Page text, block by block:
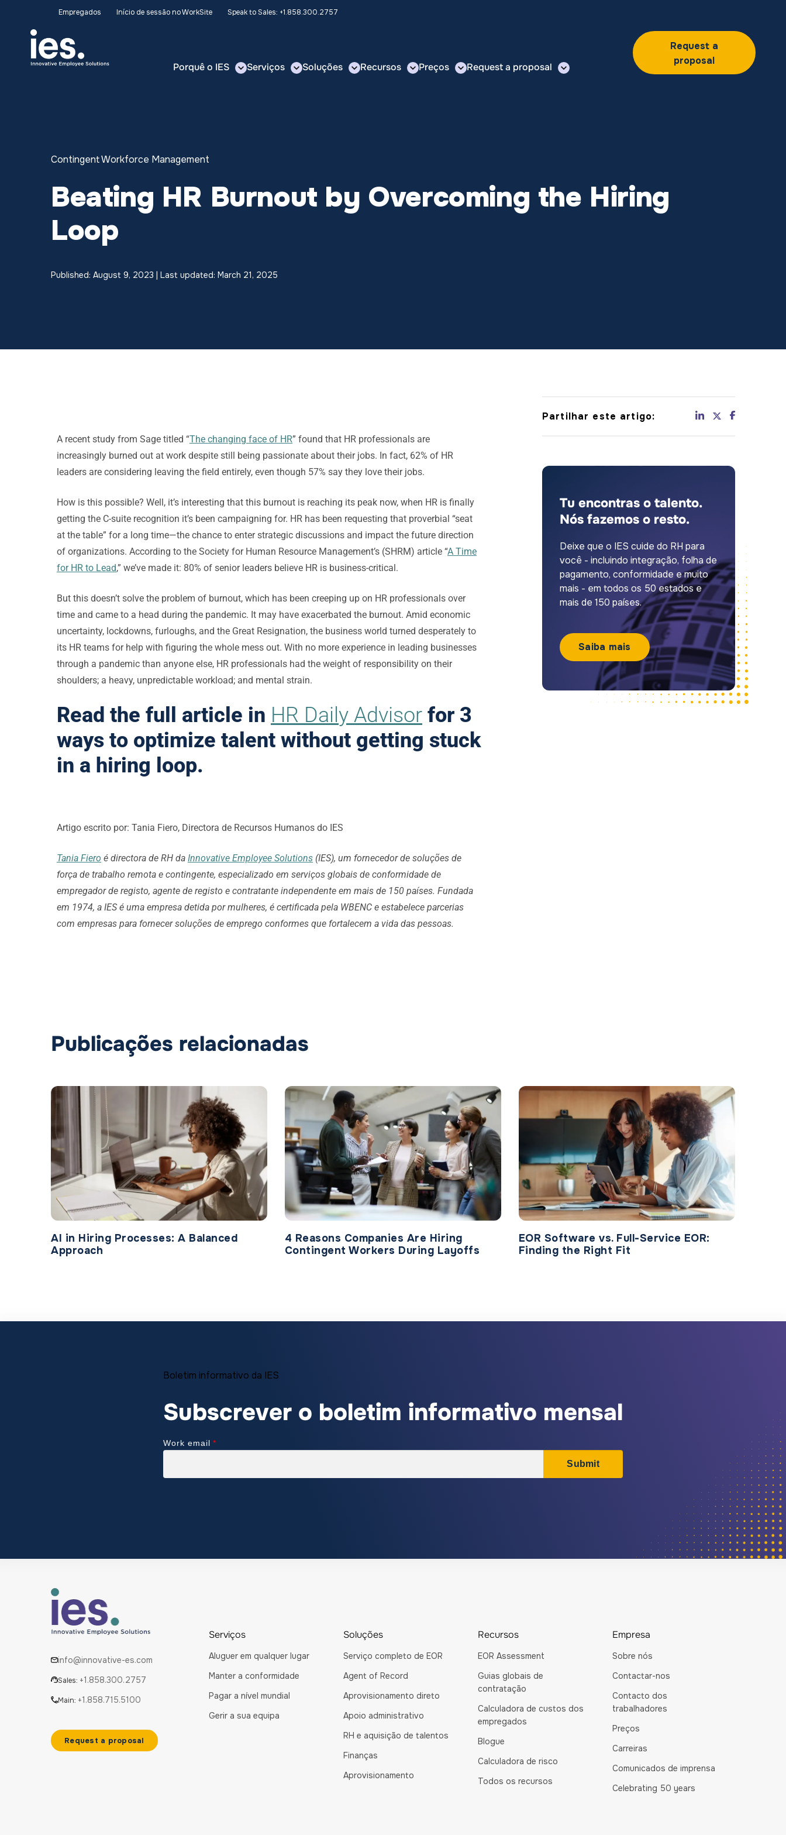
Empregados Início de sessão no WorkSite Speak to Sales: +1.858.300.2757
Porquê o IES Serviços Soluções Recursos Preços Request a proposal
Request a
proposal
Contingent Workforce Management
Beating HR Burnout by Overcoming the Hiring
Loop
Published: August 9, 2023 | Last updated: March 21, 2025
A recent study from Sage titled “The changing face of HR” found that HR professionals are
increasingly burned out at work despite still being passionate about their jobs. In fact, 62% of HR
leaders are considering leaving the field entirely, even though 57% say they love their jobs.
How is this possible? Well, it’s interesting that this burnout is reaching its peak now, when HR is finally
getting the C-suite recognition it’s been campaigning for. HR has been requesting that proverbial “seat
at the table” for a long time—the chance to enter strategic discussions and impact the future direction
of organizations. According to the Society for Human Resource Management’s (SHRM) article “A Time
for HR to Lead,” we’ve made it: 80% of senior leaders believe HR is business-critical.
But this doesn’t solve the problem of burnout, which has been creeping up on HR professionals over
time and came to a head during the pandemic. It may have exacerbated the burnout. Amid economic
uncertainty, lockdowns, furloughs, and the Great Resignation, the business world turned desperately to
its HR teams for help with figuring the whole mess out. With no more experience in leading businesses
through a pandemic than anyone else, HR professionals had the weight of responsibility on their
shoulders; a heavy, unpredictable workload; and mental strain.
Read the full article in HR Daily Advisor for 3
ways to optimize talent without getting stuck
in a hiring loop.
Artigo escrito por: Tania Fiero, Directora de Recursos Humanos do IES
Tania Fiero é directora de RH da Innovative Employee Solutions (IES), um fornecedor de soluções de
força de trabalho remota e contingente, especializado em serviços globais de conformidade de
empregador de registo, agente de registo e contratante independente em mais de 150 países. Fundada
em 1974, a IES é uma empresa detida por mulheres, é certificada pela WBENC e estabelece parcerias
com empresas para fornecer soluções de emprego conformes que fortalecem a vida das pessoas.
Partilhar este artigo:
Tu encontras o talento.
Nós fazemos o resto.
Deixe que o IES cuide do RH para
você - incluindo integração, folha de
pagamento, conformidade e muito
mais - em todos os 50 estados e
mais de 150 países.
Saiba mais
Publicações relacionadas
AI in Hiring Processes: A Balanced
Approach
4 Reasons Companies Are Hiring
Contingent Workers During Layoffs
EOR Software vs. Full-Service EOR:
Finding the Right Fit
Boletim informativo da IES
Subscrever o boletim informativo mensal
info@innovative-es.com
Sales: +1.858.300.2757
Main: +1.858.715.5100
Request a proposal
Serviços
Aluguer em qualquer lugar
Manter a conformidade
Pagar a nível mundial
Gerir a sua equipa
Soluções
Serviço completo de EOR
Agent of Record
Aprovisionamento direto
Apoio administrativo
RH e aquisição de talentos
Finanças
Aprovisionamento
Recursos
EOR Assessment
Guias globais de
contratação
Calculadora de custos dos
empregados
Blogue
Calculadora de risco
Todos os recursos
Empresa
Sobre nós
Contactar-nos
Contacto dos
trabalhadores
Preços
Carreiras
Comunicados de imprensa
Celebrating 50 years